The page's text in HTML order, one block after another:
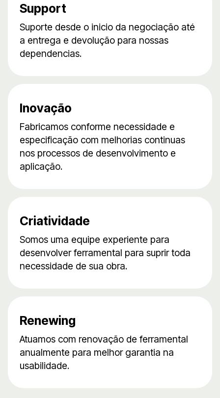
Support
Suporte desde o inicio da negociação até
a entrega e devolução para nossas
dependencias.
Inovação
Fabricamos conforme necessidade e
especificação com melhorias continuas
nos processos de desenvolvimento e
aplicação.
Criatividade
Somos uma equipe experiente para
desenvolver ferramental para suprir toda
necessidade de sua obra.
Renewing
Atuamos com renovação de ferramental
anualmente para melhor garantia na
usabilidade.